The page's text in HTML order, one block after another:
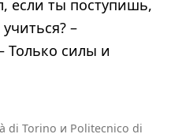
если ты поступишь,
–
Только силы и
di Torino и Politecnico di